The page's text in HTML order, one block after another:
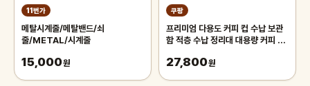
11번가
메탈시계줄/메탈밴드/쇠
줄/METAL/시계줄
15,000원
쿠팡
프리미엄 다용도 커피 컵 수납 보관
함 적층 수납 정리대 대용량 커피 트
27,800원